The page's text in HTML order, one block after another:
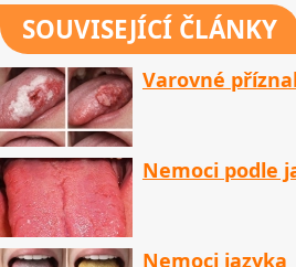
SOUVISEJÍCÍ ČLÁNKY
Varovné
Nemoci podle
Nemoci jazyka